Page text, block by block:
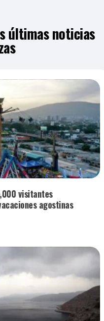
últimas noticias
visitantes
agostinas